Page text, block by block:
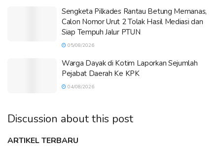
Sengketa Pilkades Rantau Betung Memanas,
Calon Nomor Urut 2 Tolak Hasil Mediasi dan
Siap Tempuh Jalur PTUN
05/08/2026
Warga Dayak di Kotim Laporkan Sejumlah
Pejabat Daerah Ke KPK
04/08/2026
Discussion about this post
ARTIKEL TERBARU